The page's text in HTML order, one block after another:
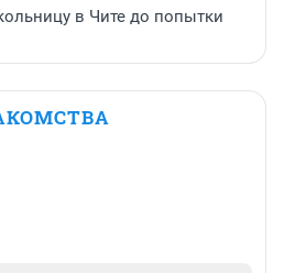
в Чите до попытки